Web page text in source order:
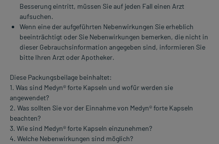
Besserung eintritt, müssen Sie auf jeden Fall einen Arzt
aufsuchen.
Wenn eine der aufgeführten Nebenwirkungen Sie erheblich
beeinträchtigt oder Sie Nebenwirkungen bemerken, die nicht in
dieser Gebrauchsinformation angegeben sind, informieren Sie
bitte Ihren Arzt oder Apotheker.
Diese Packungsbeilage beinhaltet:
1. Was sind Medyn® forte Kapseln und wofür werden sie
angewendet?
2. Was sollten Sie vor der Einnahme von Medyn® forte Kapseln
beachten?
3. Wie sind Medyn® forte Kapseln einzunehmen?
4. Welche Nebenwirkungen sind möglich?